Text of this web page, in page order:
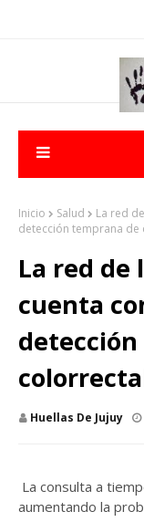
Inicio Salud
La red
detección temprana de
La red de
cuenta
Huellas De Jujuy
La consulta a
aumentando la